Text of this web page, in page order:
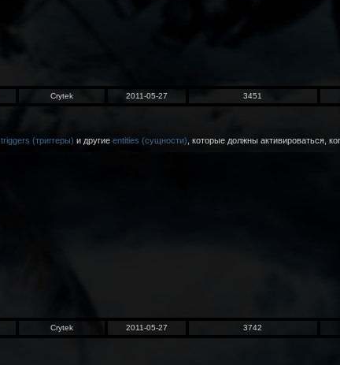
Crytek 2011-05-27 3451
triggers (триггеры) и другие entities (сущности) , которые должны активироваться,
Crytek 2011-05-27 3742